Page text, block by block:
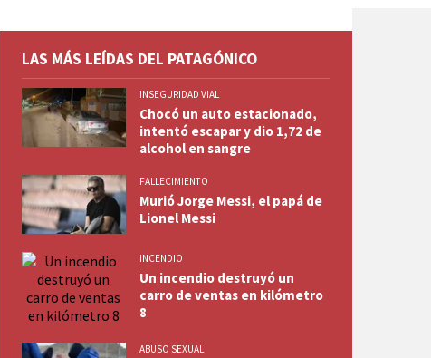
LAS MÁS LEÍDAS DEL PATAGÓNICO
INSEGURIDAD VIAL
Chocó un auto estacionado,
intentó escapar y dio 1,72 de
alcohol en sangre
FALLECIMIENTO
Murió Jorge Messi, el papá de
Lionel Messi
INCENDIO
Un incendio destruyó un
carro de ventas en kilómetro
8
ABUSO SEXUAL